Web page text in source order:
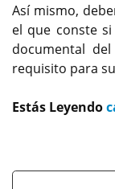
Así mismo,
el que conste
documental
requisito para
Estás Leyendo